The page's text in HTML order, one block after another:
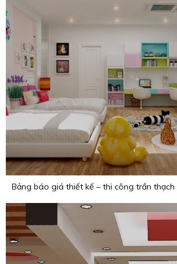
Bảng báo giá thiết kế – thi công trần thạch